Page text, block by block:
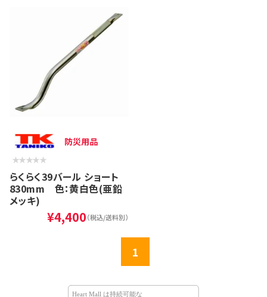
防災用品
らくらく39バール ショート
830mm 色：黄白色(亜鉛
メッキ)
¥4,400（税込/送料別）
1